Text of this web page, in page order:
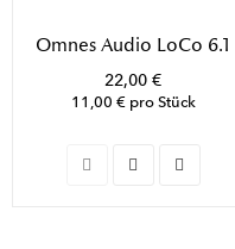
Omnes Audio LoCo 6.1
22,00 €
11,00 € pro Stück